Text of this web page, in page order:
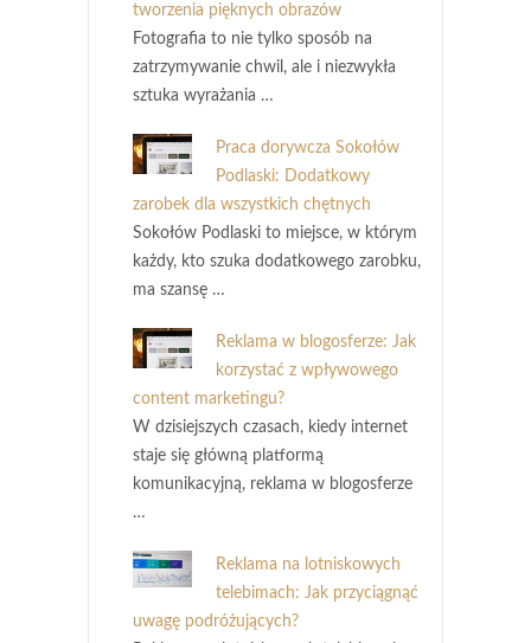
tworzenia pięknych obrazów
Fotografia to nie tylko sposób na
zatrzymywanie chwil, ale i niezwykła
sztuka wyrażania …
Praca dorywcza Sokołów
Podlaski: Dodatkowy
zarobek dla wszystkich chętnych
Sokołów Podlaski to miejsce, w którym
każdy, kto szuka dodatkowego zarobku,
ma szansę …
Reklama w blogosferze: Jak
korzystać z wpływowego
content marketingu?
W dzisiejszych czasach, kiedy internet
staje się główną platformą
komunikacyjną, reklama w blogosferze
…
Reklama na lotniskowych
telebimach: Jak przyciągnąć
uwagę podróżujących?